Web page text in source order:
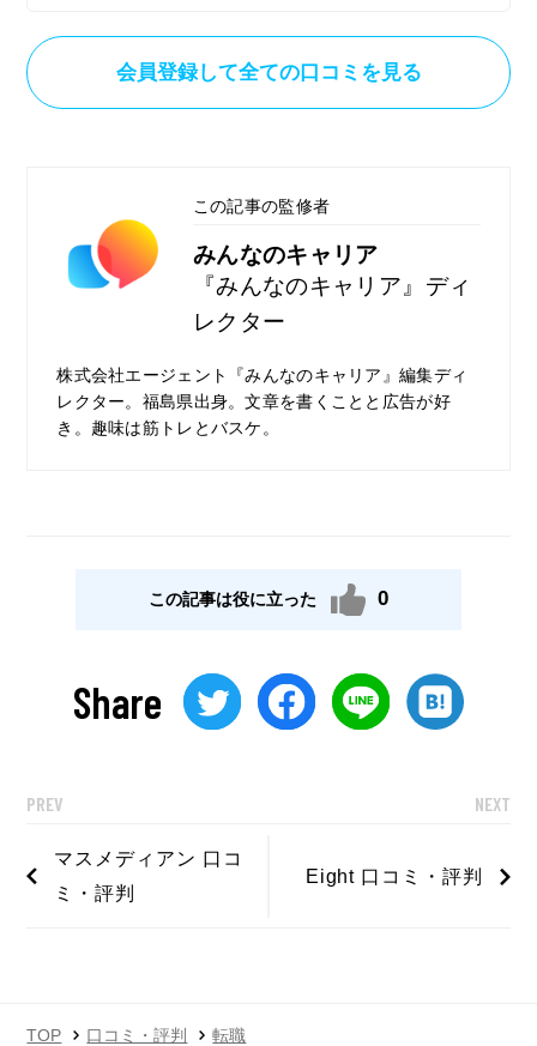
また、紹介された求人に関しても自分が求め
求人に関してはキャリアやスキルを重視され
たものが多かったですが、ロバート・ウォル
ターズは実績も素晴らしい転職エージェント
ですし、対応など含め非常に安心感があり大
変良かったと思います。
会員登録して全ての口コミを見る
この記事の監修者
みんなのキャリア
『みんなのキャリア』ディ
レクター
株式会社エージェント『みんなのキャリア』編集ディ
レクター。福島県出身。文章を書くことと広告が好
き。趣味は筋トレとバスケ。
この記事は役に立った 0
Share
PREV
マスメディアン 口コ
ミ・評判
NEXT
Eight 口コミ・評判
TOP 口コミ・評判
転職